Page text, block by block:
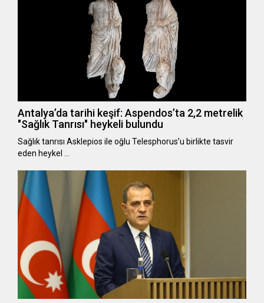
Antalya’da tarihi keşif: Aspendos’ta 2,2 metrelik
"Sağlık Tanrısı" heykeli bulundu
Sağlık tanrısı Asklepios ile oğlu Telesphorus’u birlikte tasvir
eden heykel …